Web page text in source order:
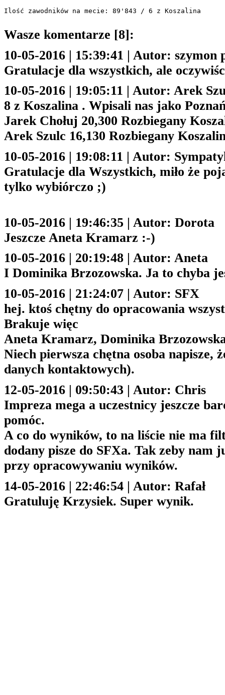
Wasze komentarze [8]:
10-05-2016 | 15:39:41 | Autor: szymon
Gratulacje dla wszystkich, ale
10-05-2016 | 19:05:11 | Autor: Arek
8 z Koszalina . Wpisali nas jako
Jarek Chołuj 20,300 Rozbiegany
Arek Szulc 16,130 Rozbiegany
10-05-2016 | 19:08:11 | Autor:
Gratulacje dla Wszystkich, miło że
tylko wybiórczo ;)
10-05-2016 | 19:46:35 | Autor: Dorota
Jeszcze Aneta Kramarz :-)
10-05-2016 | 20:19:48 | Autor: Aneta
I Dominika Brzozowska. Ja to chyba
10-05-2016 | 21:24:07 | Autor: SFX
hej. ktoś chętny do opracowania
Brakuje więc
Aneta Kramarz, Dominika
Niech pierwsza chętna osoba
danych kontaktowych).
12-05-2016 | 09:50:43 | Autor: Chris
Impreza mega a uczestnicy jeszcze
pomóc.
A co do wyników, to na liście nie ma
dodany pisze do SFXa. Tak zeby
przy opracowywaniu wyników.
14-05-2016 | 22:46:54 | Autor: Rafał
Gratuluję Krzysiek. Super wynik.